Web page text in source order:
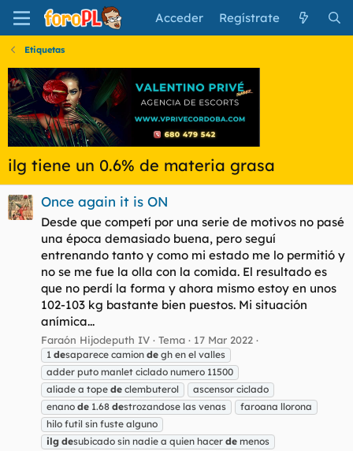
Acceder Regístrate
Etiquetas
ilg tiene un 0.6% de materia grasa
Once again it is ON
Desde que competí por una serie de motivos no pasé
una época demasiado buena, pero seguí
entrenando tanto y como mi estado me lo permitió y
no se me fue la olla con la comida. El resultado es
que no perdí la forma y ahora mismo estoy en unos
102-103 kg bastante bien puestos. Mi situación
anímica...
Faraón Hijodeputh IV Tema 17 Mar 2022
1 desaparece camion de gh en el valles
adder puto manlet ciclado numero 11500
aliade a tope de clembuterol
ascensor ciclado
enano de 1.68 destrozandose las venas
faroana llorona
hilo futil sin fuste alguno
ilg desubicado sin nadie a quien hacer de menos